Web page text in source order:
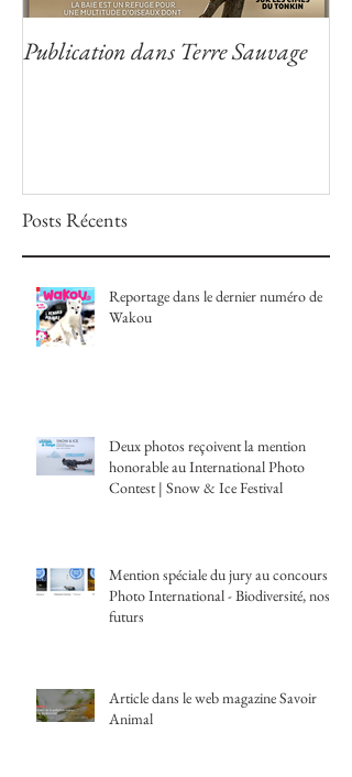
Publication dans Terre Sauvage
Posts Récents
Reportage dans le dernier numéro de
Wakou
Deux photos reçoivent la mention
honorable au International Photo
Contest | Snow & Ice Festival
Mention spéciale du jury au concours
Photo International - Biodiversité, nos
futurs
Article dans le web magazine Savoir
Animal